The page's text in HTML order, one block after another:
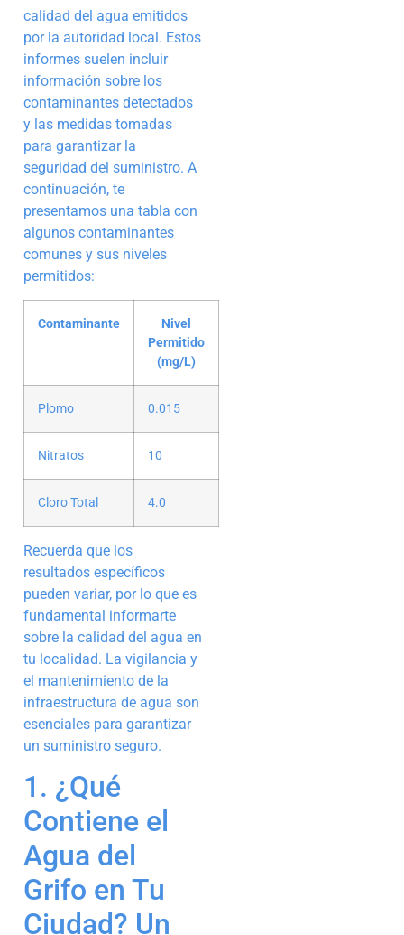
calidad del agua emitidos
por la autoridad local. Estos
informes suelen incluir
información sobre los
contaminantes detectados
y las medidas tomadas
para garantizar la
seguridad del suministro. A
continuación, te
presentamos una tabla con
algunos contaminantes
comunes y sus niveles
permitidos:
Contaminante
Nivel
Permitido
(mg/L)
Plomo 0.015
Nitratos 10
Cloro Total 4.0
Recuerda que los
resultados específicos
pueden variar, por lo que es
fundamental informarte
sobre la calidad del agua en
tu localidad. La vigilancia y
el mantenimiento de la
infraestructura de agua son
esenciales para garantizar
un suministro seguro.
1. ¿Qué
Contiene el
Agua del
Grifo en Tu
Ciudad? Un